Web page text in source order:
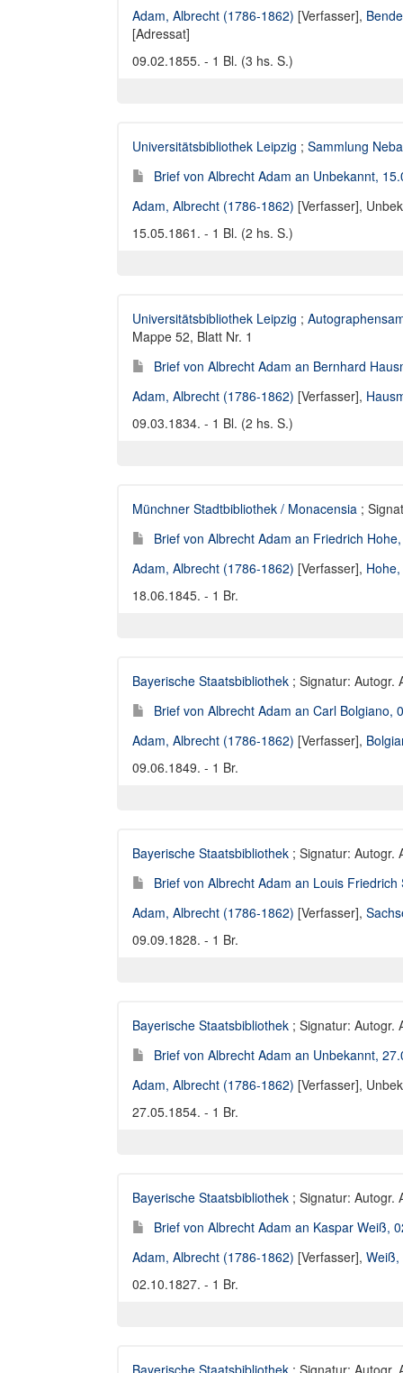
Adam, Albrecht (1786-1862) [Verfasser],
[Adressat]
09.02.1855. - 1 Bl. (3 hs. S.)
Universitätsbibliothek Leipzig ; Sammlung
Brief von Albrecht Adam an Unbekannt,
Adam, Albrecht (1786-1862) [Verfasser],
15.05.1861. - 1 Bl. (2 hs. S.)
Universitätsbibliothek Leipzig ;
Mappe 52, Blatt Nr. 1
Brief von Albrecht Adam an Bernhard
Adam, Albrecht (1786-1862) [Verfasser],
09.03.1834. - 1 Bl. (2 hs. S.)
Münchner Stadtbibliothek / Monacensia ;
Brief von Albrecht Adam an Friedrich
Adam, Albrecht (1786-1862) [Verfasser],
18.06.1845. - 1 Br.
Bayerische Staatsbibliothek ; Signatur: Autogr.
Brief von Albrecht Adam an Carl Bolgiano,
Adam, Albrecht (1786-1862) [Verfasser],
09.06.1849. - 1 Br.
Bayerische Staatsbibliothek ; Signatur: Autogr.
Brief von Albrecht Adam an Louis
Adam, Albrecht (1786-1862) [Verfasser],
09.09.1828. - 1 Br.
Bayerische Staatsbibliothek ; Signatur: Autogr.
Brief von Albrecht Adam an Unbekannt,
Adam, Albrecht (1786-1862) [Verfasser],
27.05.1854. - 1 Br.
Bayerische Staatsbibliothek ; Signatur: Autogr.
Brief von Albrecht Adam an Kaspar Weiß,
Adam, Albrecht (1786-1862) [Verfasser], Weiß,
02.10.1827. - 1 Br.
Bayerische Staatsbibliothek ; Signatur: Autogr.